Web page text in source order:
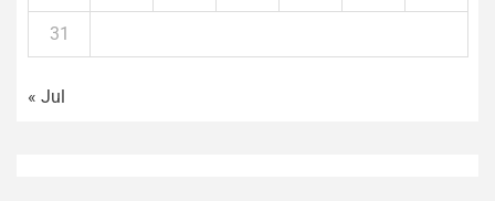
31
« Jul